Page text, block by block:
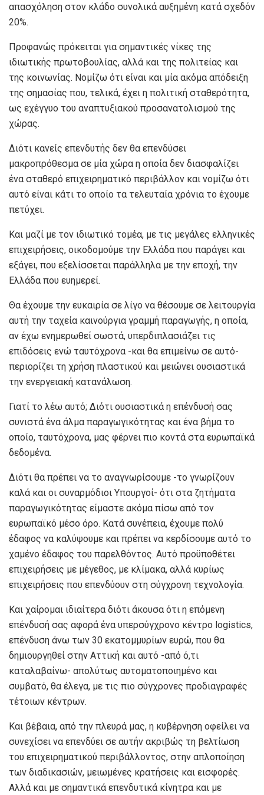
απασχόληση στον κλάδο συνολικά αυξημένη κατά σχεδόν
20%.
Προφανώς πρόκειται για σημαντικές νίκες της
ιδιωτικής πρωτοβουλίας, αλλά και της πολιτείας και
της κοινωνίας. Νομίζω ότι είναι και μία ακόμα απόδειξη
της σημασίας που, τελικά, έχει η πολιτική σταθερότητα,
ως εχέγγυο του αναπτυξιακού προσανατολισμού της
χώρας.
Διότι κανείς επενδυτής δεν θα επενδύσει
μακροπρόθεσμα σε μία χώρα η οποία δεν διασφαλίζει
ένα σταθερό επιχειρηματικό περιβάλλον και νομίζω ότι
αυτό είναι κάτι το οποίο τα τελευταία χρόνια το έχουμε
πετύχει.
Και μαζί με τον ιδιωτικό τομέα, με τις μεγάλες ελληνικές
επιχειρήσεις, οικοδομούμε την Ελλάδα που παράγει και
εξάγει, που εξελίσσεται παράλληλα με την εποχή, την
Ελλάδα που ευημερεί.
Θα έχουμε την ευκαιρία σε λίγο να θέσουμε σε λειτουργία
αυτή την ταχεία καινούργια γραμμή παραγωγής, η οποία,
αν έχω ενημερωθεί σωστά, υπερδιπλασιάζει τις
επιδόσεις ενώ ταυτόχρονα -και θα επιμείνω σε αυτό-
περιορίζει τη χρήση πλαστικού και μειώνει ουσιαστικά
την ενεργειακή κατανάλωση.
Γιατί το λέω αυτό; Διότι ουσιαστικά η επένδυσή σας
συνιστά ένα άλμα παραγωγικότητας και ένα βήμα το
οποίο, ταυτόχρονα, μας φέρνει πιο κοντά στα ευρωπαϊκά
δεδομένα.
Διότι θα πρέπει να το αναγνωρίσουμε -το γνωρίζουν
καλά και οι συναρμόδιοι Υπουργοί- ότι στα ζητήματα
παραγωγικότητας είμαστε ακόμα πίσω από τον
ευρωπαϊκό μέσο όρο. Κατά συνέπεια, έχουμε πολύ
έδαφος να καλύψουμε και πρέπει να κερδίσουμε αυτό το
χαμένο έδαφος του παρελθόντος. Αυτό προϋποθέτει
επιχειρήσεις με μέγεθος, με κλίμακα, αλλά κυρίως
επιχειρήσεις που επενδύουν στη σύγχρονη τεχνολογία.
Και χαίρομαι ιδιαίτερα διότι άκουσα ότι η επόμενη
επένδυσή σας αφορά ένα υπερσύγχρονο κέντρο logistics,
επένδυση άνω των 30 εκατομμυρίων ευρώ, που θα
δημιουργηθεί στην Αττική και αυτό -από ό,τι
καταλαβαίνω- απολύτως αυτοματοποιημένο και
συμβατό, θα έλεγα, με τις πιο σύγχρονες προδιαγραφές
τέτοιων κέντρων.
Και βέβαια, από την πλευρά μας, η κυβέρνηση οφείλει να
συνεχίσει να επενδύει σε αυτήν ακριβώς τη βελτίωση
του επιχειρηματικού περιβάλλοντος, στην απλοποίηση
των διαδικασιών, μειωμένες κρατήσεις και εισφορές.
Αλλά και με σημαντικά επενδυτικά κίνητρα και με